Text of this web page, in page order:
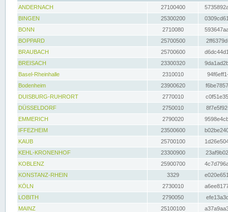
ANDERNACH
27100400
BINGEN
25300200
BONN
2710080
BOPPARD
25700500
BRAUBACH
25700600
BREISACH
23300320
Basel-Rheinhalle
2310010
Bodenheim
23900620
DUISBURG-RUHRORT
2770010
DÜSSELDORF
2750010
EMMERICH
2790020
IFFEZHEIM
23500600
KAUB
25700100
KEHL-KRONENHOF
23300900
KOBLENZ
25900700
KONSTANZ-RHEIN
3329
KÖLN
2730010
LOBITH
2790050
MAINZ
25100100